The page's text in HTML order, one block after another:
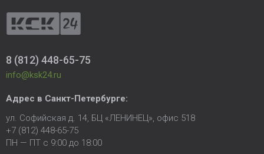
8 (812) 448-65-75
info@ksk24.ru
Адрес в Санкт-Петербурге:
ул. Софийская д. 14, БЦ «ЛЕНИНЕЦ», офис 518
+7 (812) 448-65-75
ПН — ПТ с 9:00 до 18:00